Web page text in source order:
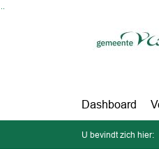
Dashboard
U bevindt zich hier: